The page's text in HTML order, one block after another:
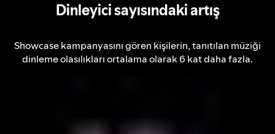
Dinleyici sayısındaki artış
Showcase kampanyasını gören kişilerin, tanıtılan müziği
dinleme olasılıkları ortalama olarak 6 kat daha fazla.